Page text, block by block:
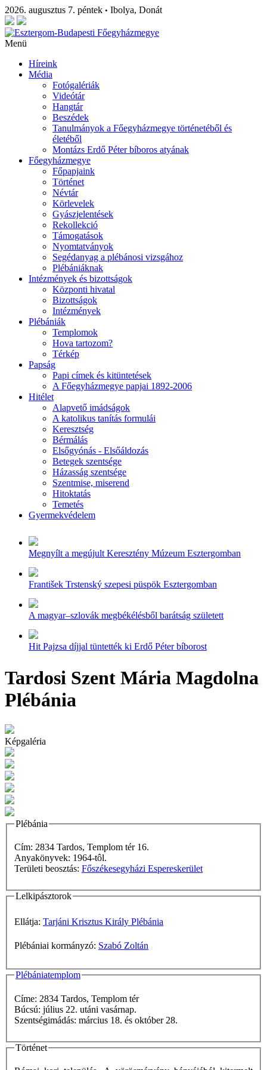
2026. augusztus 7. péntek • Ibolya, Donát
Menü
Híreink
Média
Fotógalériák
Videótár
Hangtár
Beszédek
Tanulmányok a Főegyházmegye történetéből és
életéből
Montázs Erdő Péter bíboros atyának
Főegyházmegye
Főpapjaink
Történet
Névtár
Körlevelek
Gyászjelentések
Rekollekció
Támogatások
Nyomtatványok
Segédanyag a plébánosi vizsgához
Plébániáknak
Intézmények és bizottságok
Központi hivatal
Bizottságok
Intézmények
Plébániák
Templomok
Hova tartozom?
Térkép
Papság
Papi címek és kitüntetések
A Főegyházmegye papjai 1892-2006
Hitélet
Alapvető imádságok
A katolikus tanítás formulái
Keresztség
Bérmálás
Elsőgyónás - Elsőáldozás
Betegek szentsége
Házasság szentsége
Szentmise, miserend
Hitoktatás
Temetés
Gyermekvédelem
Megnyílt a megújult Keresztény Múzeum Esztergomban
František Trstenský szepesi püspök Esztergomban
A magyar–szlovák megbékélésből barátság született
Hit Pajzsa díjjal tüntették ki Erdő Péter bíborost
Tardosi Szent Mária Magdolna
Plébánia
Képgaléria
Plébánia
Cím: 2834 Tardos, Templom tér 16.
Anyakönyvek: 1964-tôl.
Területi beosztás: Főszékesegyházi Espereskerület
Lelkipásztorok
Ellátja: Tarjáni Krisztus Király Plébánia
Plébániai kormányzó: Szabó Zoltán
Plébániatemplom
Címe: 2834 Tardos, Templom tér
Búcsú: július 22. utáni vasárnap.
Szentségimádás: március 18. és október 28.
Történet